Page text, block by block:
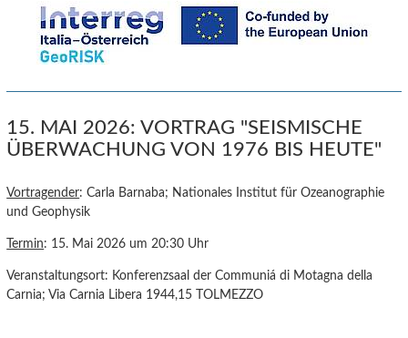
15. MAI 2026: VORTRAG "SEISMISCHE
ÜBERWACHUNG VON 1976 BIS HEUTE"
Vortragender: Carla Barnaba; Nationales Institut für Ozeanographie
und Geophysik
Termin: 15. Mai 2026 um 20:30 Uhr
Veranstaltungsort: Konferenzsaal der Communiá di Motagna della
Carnia; Via Carnia Libera 1944,15 TOLMEZZO